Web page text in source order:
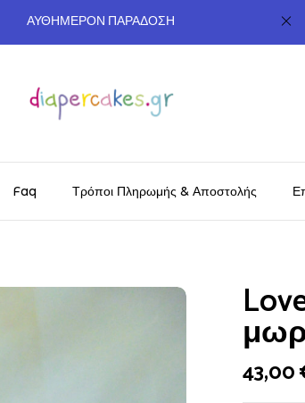
ΑΥΘΗΜΕΡΟΝ ΠΑΡΑΔΟΣΗ
Faq Τρόποι Πληρωμής & Αποστολής
43,00